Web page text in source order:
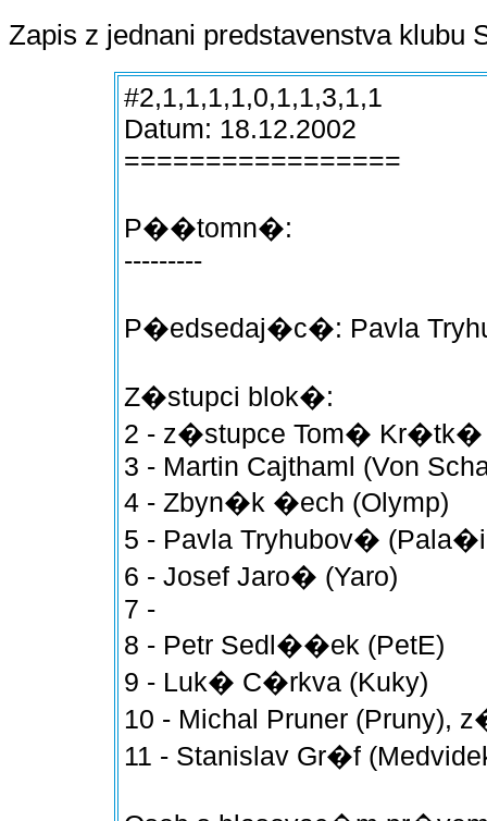
Zapis z jednani predstavenstva klubu
#2,1,1,1,1,0,1,1,3,1,1
Datum: 18.12.2002
=================
P��tomn�:
---------
P�edsedaj�c�: Pavla
Z�stupci blok�:
2 - z�stupce Tom� Kr�tk�
3 - Martin Cajthaml (Von
4 - Zbyn�k �ech (Olymp)
5 - Pavla Tryhubov�
6 - Josef Jaro� (Yaro)
7 -
8 - Petr Sedl��ek (PetE)
9 - Luk� C�rkva (Kuky)
10 - Michal Pruner (Pruny),
11 - Stanislav Gr�f